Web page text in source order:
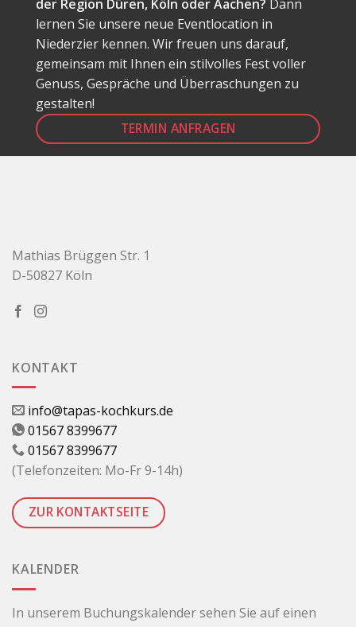
der Region Düren, Köln oder Aachen? Dann
lernen Sie unsere neue Eventlocation in
Niederzier kennen. Wir freuen uns darauf,
gemeinsam mit Ihnen ein stilvolles Fest voller
Genuss, Gespräche und Überraschungen zu
gestalten!
TERMIN ANFRAGEN
Mathias Brüggen Str. 1
D-50827 Köln
KONTAKT
info@tapas-kochkurs.de
01567 8399677
01567 8399677
(Telefonzeiten: Mo-Fr 9-14h)
ZUR KONTAKTSEITE
KALENDER
In unserem Buchungskalender sehen Sie auf einen